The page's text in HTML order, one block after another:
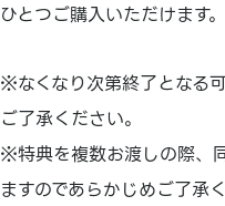
ひとつご購入いただけます。
※なくなり次第終了となる
ご了承ください。
※特典を複数お渡しの際、
ますのであらかじめご了承